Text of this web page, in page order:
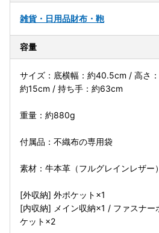
雑貨・日用品財布・鞄
容量
サイズ：底横幅：約40.5cm / 高さ
約15cm / 持ち手：約63cm
重量：約880g
付属品：不織布の専用袋
素材：牛本革（フルグレインレザー）
[外収納] 外ポケット×1
[内収納] メイン収納×1 / ファスナー
ケット×2